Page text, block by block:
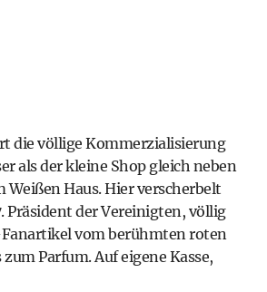
die völlige Kommerzialisierung
als der kleine Shop gleich neben
Weißen Haus. Hier verscherbelt
Präsident der Vereinigten, völlig
vom berühmten roten
Parfum. Auf eigene Kasse,